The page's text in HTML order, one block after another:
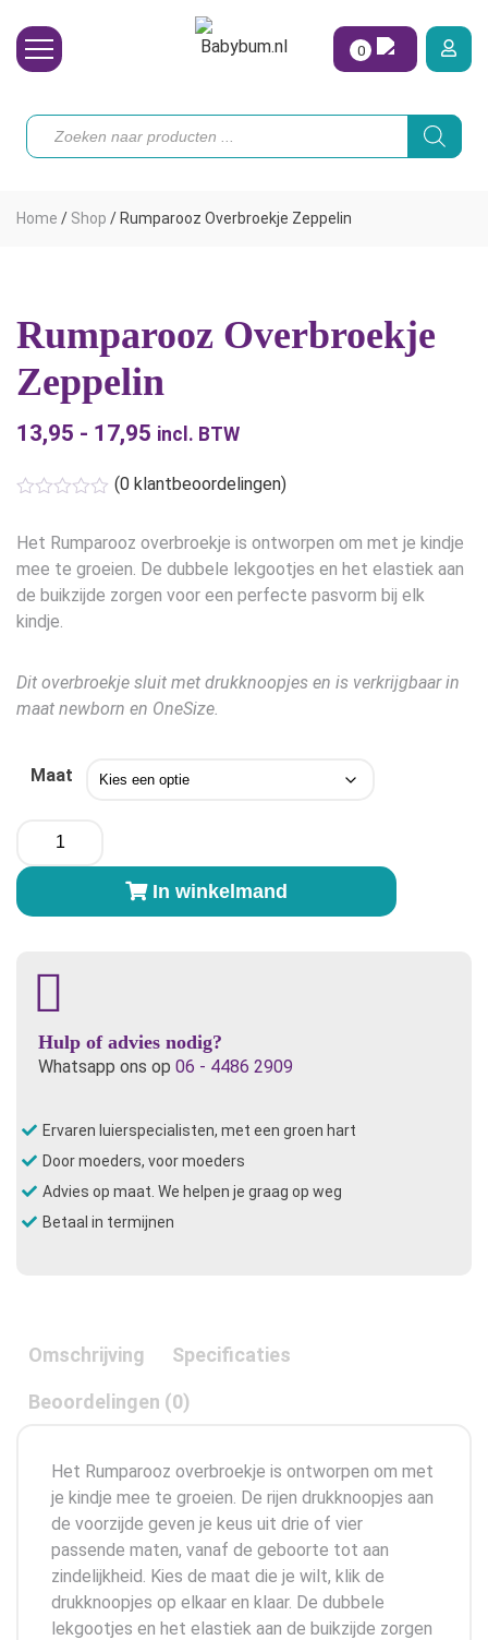
Toebehoren
Onze merken
Hoe begin ik?
0
Producten
zoeken
Home / Shop / Rumparooz Overbroekje Zeppelin
Rumparooz Overbroekje
Zeppelin
13,95 - 17,95 Prijsklasse:
€17,95
incl. BTW
(0 klantbeoordelingen)
Het Rumparooz overbroekje is ontworpen om met je kindje
mee te groeien. De dubbele lekgootjes en het elastiek aan
de buikzijde zorgen voor een perfecte pasvorm bij elk
kindje.
Dit overbroekje sluit met drukknoopjes en is verkrijgbaar in
maat newborn en OneSize.
Maat
Rumparooz
Zeppelin
aantal
In winkelmand
Hulp of advies nodig?
Whatsapp ons op 06 - 4486 2909
Ervaren luierspecialisten, met een groen hart
Door moeders, voor moeders
Advies op maat. We helpen je graag op weg
Betaal in termijnen
Omschrijving Specificaties
Beoordelingen (0)
Het Rumparooz overbroekje is ontworpen om met
je kindje mee te groeien. De rijen drukknoopjes aan
de voorzijde geven je keus uit drie of vier
passende maten, vanaf de geboorte tot aan
zindelijkheid. Kies de maat die je wilt, klik de
drukknoopjes op elkaar en klaar. De dubbele
lekgootjes en het elastiek aan de buikzijde zorgen